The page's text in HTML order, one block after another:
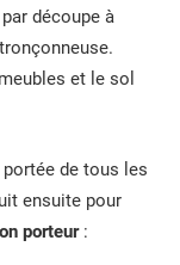
découpe à
et le sol
de tous les
ensuite pour
porteur: